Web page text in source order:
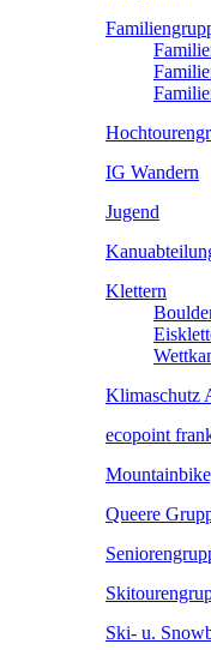
IG Wandern
Jugend
Klettern
Klimaschutz
ecopoint
Queere
Ski- u.